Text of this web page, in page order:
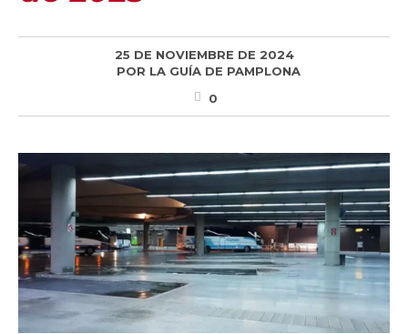
25 DE NOVIEMBRE DE 2024
POR LA GUÍA DE PAMPLONA
0